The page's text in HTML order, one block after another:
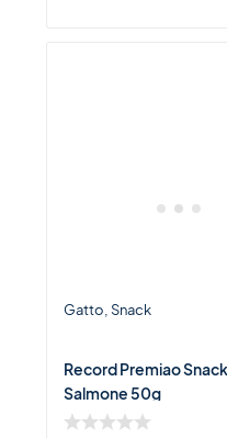
Gatto Snack
Record Premiao
Salmone 50g